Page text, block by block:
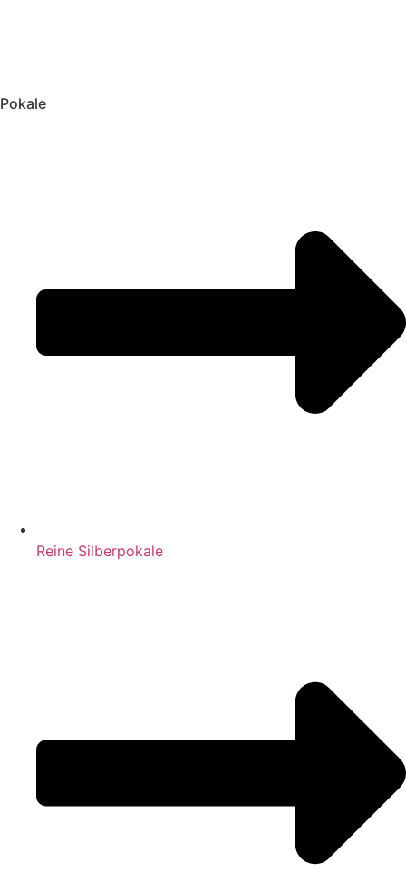
Pokale
Reine Silberpokale